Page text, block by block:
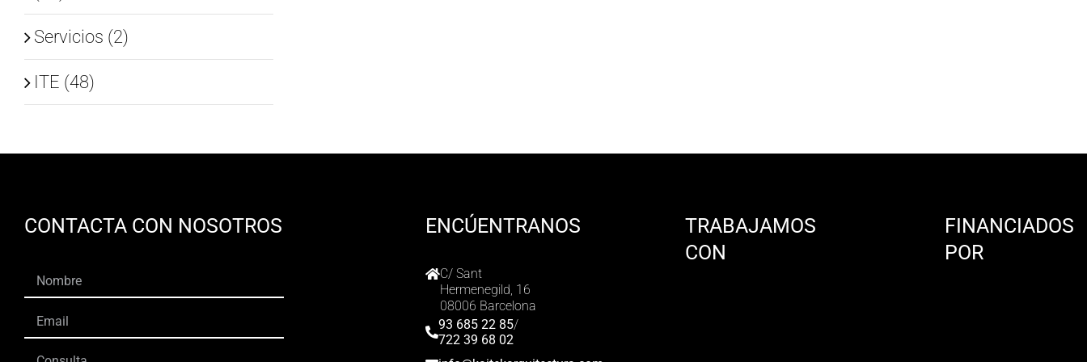
Servicios (2)
ITE (48)
CONTACTA CON NOSOTROS ENCÚENTRANOS
C/ Sant
Hermenegild, 16
08006 Barcelona
93 685 22 85/
722 39 68 02
TRABAJAMOS
CON
FINANCIADOS
POR